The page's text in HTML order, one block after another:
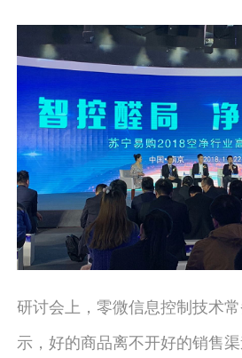
研讨会上，零微信息控制技术
示，好的商品离不开好的销售